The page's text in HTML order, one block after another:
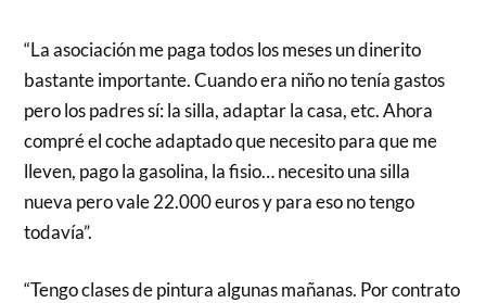
“La asociación me paga todos los meses un dinerito
bastante importante. Cuando era niño no tenía gastos
pero los padres sí: la silla, adaptar la casa, etc. Ahora
compré el coche adaptado que necesito para que me
lleven, pago la gasolina, la fisio… necesito una silla
nueva pero vale 22.000 euros y para eso no tengo
todavía”.
“Tengo clases de pintura algunas mañanas. Por contrato